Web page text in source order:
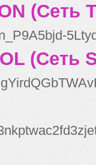
(Сеть
(Сеть